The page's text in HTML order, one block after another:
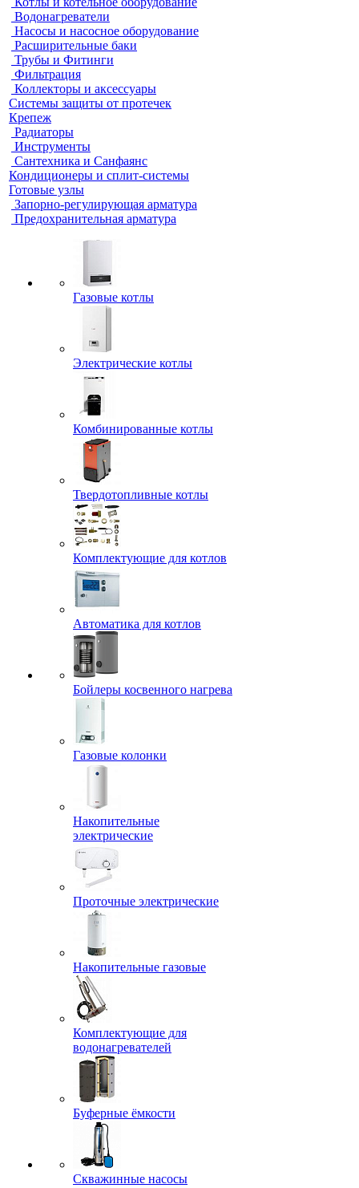
Водонагреватели
Насосы и насосное оборудование
Расширительные баки
Трубы и Фитинги
Фильтрация
Коллекторы и аксессуары
Системы защиты от протечек
Крепеж
Радиаторы
Инструменты
Сантехника и Санфаянс
Кондиционеры и сплит-системы
Готовые узлы
Запорно-регулирующая арматура
Предохранительная арматура
Газовые котлы
Электрические котлы
Комбинированные котлы
Твердотопливные котлы
Комплектующие для котлов
Автоматика для котлов
Бойлеры косвенного нагрева
Газовые колонки
Накопительные
электрические
Проточные электрические
Накопительные газовые
Комплектующие для
водонагревателей
Буферные ёмкости
Скважинные насосы